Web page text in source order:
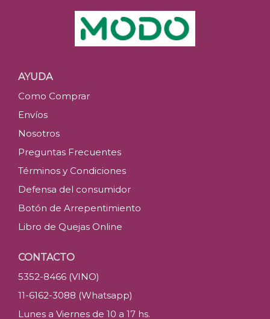
AYUDA
Como Comprar
Envíos
Nosotros
Preguntas Frecuentes
Términos y Condiciones
Defensa del consumidor
Botón de Arrepentimiento
Libro de Quejas Online
CONTACTO
5352-8466 (VINO)
11-6162-3088 (Whatsapp)
Lunes a Viernes de 10 a 17 hs.